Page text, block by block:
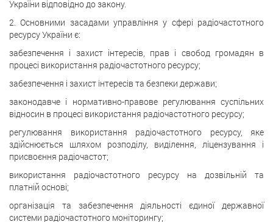
України відповідно до закону.
2. Основними засадами управління у сфері радіочастотного
ресурсу України є:
забезпечення і захист інтересів, прав і свобод громадян в
процесі використання радіочастотного ресурсу;
забезпечення і захист інтересів та безпеки держави;
законодавче і нормативно-правове регулювання суспільних
відносин в процесі використання радіочастотного ресурсу;
регулювання використання радіочастотного ресурсу, яке
здійснюється шляхом розподілу, виділення, ліцензування і
присвоєння радіочастот;
використання радіочастотного ресурсу на дозвільній та
платній основі;
організація та забезпечення діяльності єдиної державної
системи радіочастотного моніторингу;